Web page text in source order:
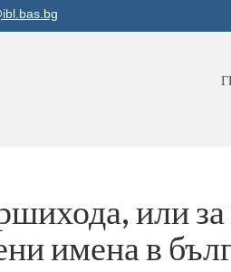
или за
имена в